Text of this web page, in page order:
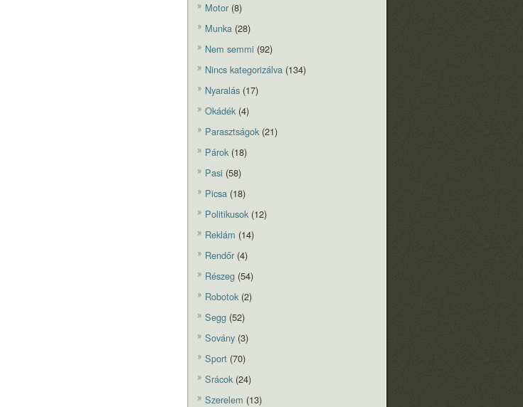
Motor (8)
Munka (28)
Nem semmi (92)
Nincs kategorizálva (134)
Nyaralás (17)
Okádék(4)
Parasztságok(21)
Párok(18)
Pasi (58)
Picsa (18)
Politikusok(12)
Reklám (14)
Rendőr (4)
Részeg (54)
Robotok(2)
Segg (52)
Sovány (3)
Sport (70)
Srácok(24)
Szerelem (13)